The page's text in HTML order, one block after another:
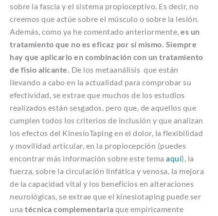
sobre la fascia y el sistema propioceptivo. Es decir, no
creemos que actúe sobre el músculo o sobre la lesión.
Además, como ya he comentado anteriormente, es un
tratamiento que no es eficaz por sí mismo. Siempre
hay que aplicarlo en combinación con un tratamiento
de fisio alicante. De los metaanálisis que están
llevando a cabo en la actualidad para comprobar su
efectividad, se extrae que muchos de los estudios
realizados están sesgados, pero que, de aquellos que
cumplen todos los criterios de inclusión y que analizan
los efectos del KinesioTaping en el dolor, la flexibilidad
y movilidad articular, en la propiocepción (puedes
encontrar más información sobre este tema aquí), la
fuerza, sobre la circulación linfática y venosa, la mejora
de la capacidad vital y los beneficios en alteraciones
neurológicas, se extrae que el kinesiotaping puede ser
una técnica complementaria que empíricamente